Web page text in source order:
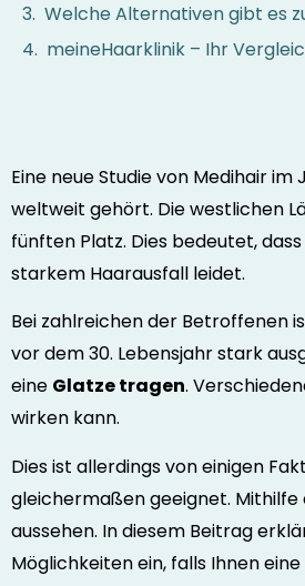
Welche Alternativen gibt es
meineHaarklinik – Ihr
Eine neue Studie von Medihair
weltweit gehört. Die westlichen
fünften Platz. Dies bedeutet,
starkem Haarausfall leidet.
Bei zahlreichen der Betroffenen
vor dem 30. Lebensjahr stark
eine Glatze tragen.
wirken kann.
Dies ist allerdings von einigen
gleichermaßen geeignet. Mithilfe
aussehen. In diesem Beitrag
Möglichkeiten ein, falls Ihnen